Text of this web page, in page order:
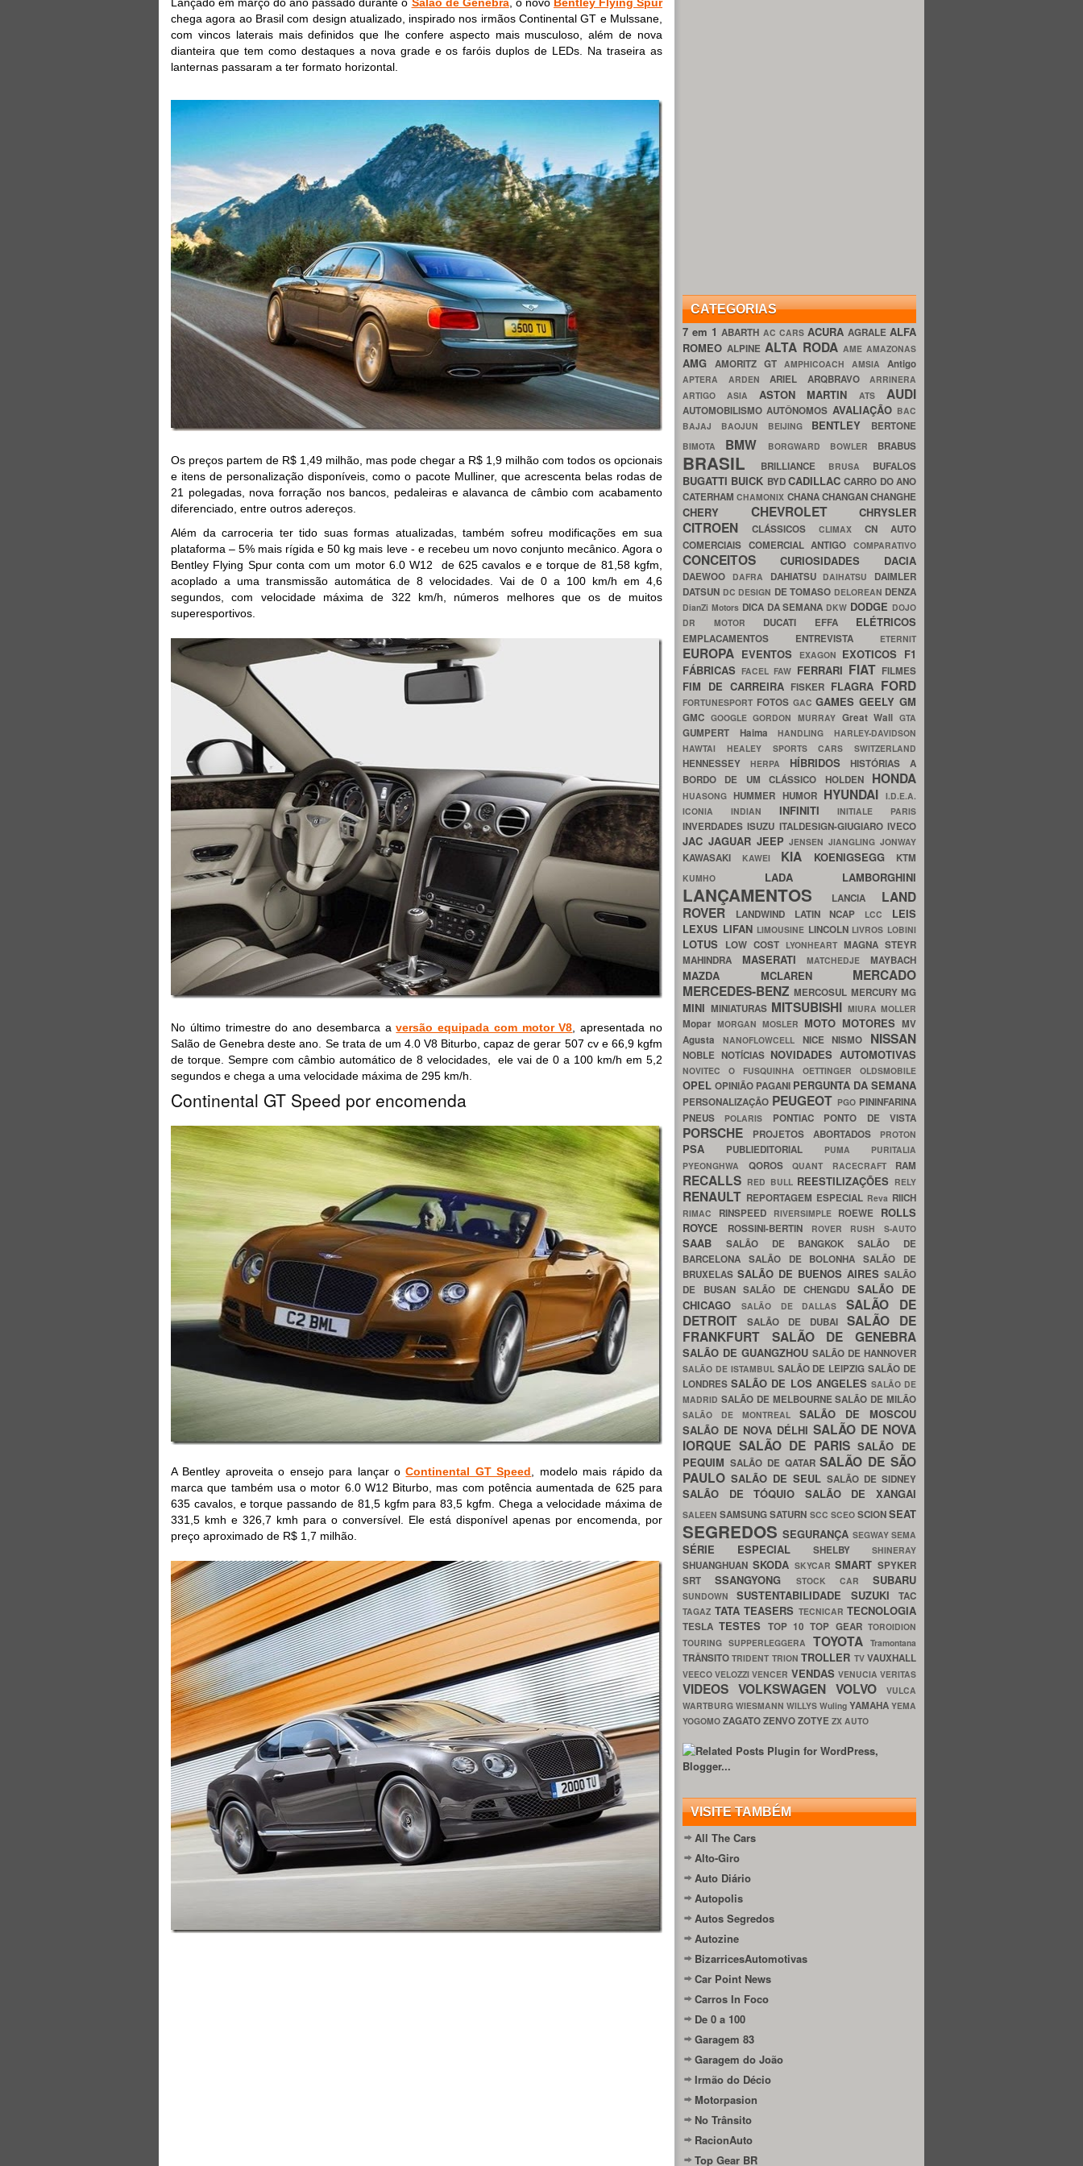
chega agora ao Brasil com design atualizado, inspirado nos irmãos Continental GT e Mulssane,
com vincos laterais mais definidos que lhe confere aspecto mais musculoso, além de nova
dianteira que tem como destaques a nova grade e os faróis duplos de LEDs. Na traseira as
lanternas passaram a ter formato horizontal.
Os preços partem de R$ 1,49 milhão, mas pode chegar a R$ 1,9 milhão com todos os opcionais
e itens de personalização disponíveis, como o pacote Mulliner, que acrescenta belas rodas de
21 polegadas, nova forração nos bancos, pedaleiras e alavanca de câmbio com acabamento
diferenciado, entre outros adereços.
Além da carroceria ter tido suas formas atualizadas, também sofreu modificações em sua
plataforma – 5% mais rígida e 50 kg mais leve - e recebeu um novo conjunto mecânico. Agora o
Bentley Flying Spur conta com um motor 6.0 W12 de 625 cavalos e e torque de 81,58 kgfm,
acoplado a uma transmissão automática de 8 velocidades. Vai de 0 a 100 km/h em 4,6
segundos, com velocidade máxima de 322 km/h, números melhores que os de muitos
superesportivos.
No último trimestre do ano desembarca aversão equipada com motor V8 , apresentada no
Salão de Genebra deste ano. Se trata de um 4.0 V8 Biturbo, capaz de gerar 507 cv e 66,9 kgfm
de torque. Sempre com câmbio automático de 8 velocidades, ele vai de 0 a 100 km/h em 5,2
segundos e chega a uma velocidade máxima de 295 km/h.
Continental GT Speed por encomenda
A Bentley aproveita o ensejo para lançar oContinental GT Speed , modelo mais rápido da
marca que também usa o motor 6.0 W12 Biturbo, mas com potência aumentada de 625 para
635 cavalos, e torque passando de 81,5 kgfm para 83,5 kgfm. Chega a velocidade máxima de
331,5 kmh e 326,7 kmh para o conversível. Ele está disponível apenas por encomenda, por
preço aproximado de R$ 1,7 milhão.
CATEGORIAS
7 em 1ABARTH AC CARS ACURA AGRALE ALFA
ROMEOALPINEALTA RODA AME AMAZONAS
AMG AMORITZ GT AMPHICOACH AMSIA Antigo
APTERA ARDEN ARIEL ARQBRAVO ARRINERA
ARTIGO ASIA ASTON MARTINATS AUDI
AUTOMOBILISMOAUTÔNOMOS AVALIAÇÃO BAC
BAJAJ BAOJUN BEIJING BENTLEY BERTONE
BIMOTA BMW BORGWARD BOWLER BRABUS
BRASIL BRILLIANCE BRUSA BUFALOS
BUGATTI BUICK BYDCADILLACCARRO DO ANO
CATERHAMCHAMONIX CHANACHANGANCHANGHE
CHERY CHEVROLET CHRYSLER
CITROEN CLÁSSICOS CLIMAX CN AUTO
COMERCIAIS COMERCIAL ANTIGOCOMPARATIVO
CONCEITOS CURIOSIDADES DACIA
DAEWOO DAFRA DAHIATSU DAIHATSU DAIMLER
DATSUN DC DESIGN DE TOMASO DELOREAN DENZA
DianZi Motors DICA DA SEMANA DKW DODGE DOJO
DR MOTOR DUCATI EFFA ELÉTRICOS
EMPLACAMENTOS ENTREVISTA ETERNIT
EUROPA EVENTOS EXAGON EXOTICOS F1
FÁBRICASFACELFAW FERRARI FIAT FILMES
FIM DE CARREIRA FISKER FLAGRA FORD
FORTUNESPORT FOTOS GACGAMESGEELYGM
GMC GOOGLEGORDON MURRAY Great WallGTA
GUMPERT HaimaHANDLINGHARLEY-DAVIDSON
HAWTAI HEALEY SPORTS CARS SWITZERLAND
HENNESSEY HERPA HÍBRIDOSHISTÓRIAS A
BORDO DE UM CLÁSSICO HOLDEN HONDA
HUASONGHUMMER HUMOR HYUNDAI I.D.E.A.
ICONIA INDIAN INFINITIINITIALE PARIS
INVERDADESISUZU ITALDESIGN-GIUGIAROIVECO
JAC JAGUAR JEEPJENSENJIANGLINGJONWAY
KAWASAKI KAWEI KIA KOENIGSEGG KTM
KUMHO LADA LAMBORGHINI
LANÇAMENTOS LANCIA LAND
ROVER
LANDWIND LATIN NCAP LCC LEIS
LEXUS LIFAN LIMOUSINE LINCOLN LIVROS LOBINI
LOTUS LOW COST LYONHEART MAGNA STEYR
MAHINDRA MASERATIMATCHEDJEMAYBACH
MAZDA MCLAREN MERCADO
MERCEDES-BENZMERCOSUL MERCURYMG
MINI MINIATURAS MITSUBISHI MIURA MOLLER
Mopar MORGAN MOSLER MOTO MOTORES MV
Agusta NANOFLOWCELL NICENISMO NISSAN
NOBLE NOTÍCIAS NOVIDADES AUTOMOTIVAS
NOVITEC O FUSQUINHA OETTINGER OLDSMOBILE
OPEL OPINIÃO PAGANI PERGUNTA DA SEMANA
PERSONALIZAÇÃO PEUGEOT PGO PININFARINA
PNEUS
POLARIS PONTIAC PONTO DE VISTA
PORSCHE PROJETOS ABORTADOS PROTON
PSA PUBLIEDITORIAL PUMA PURITALIA
PYEONGHWA QOROS QUANT RACECRAFT RAM
RECALLS RED BULL REESTILIZAÇÕES RELY
RENAULT REPORTAGEM ESPECIAL Reva RIICH
RIMAC RINSPEED RIVERSIMPLE ROEWE ROLLS
ROYCE
ROSSINI-BERTIN ROVER RUSH S-AUTO
SAAB SALÃO DE BANGKOKSALÃO DE
BARCELONA SALÃO DE BOLONHASALÃO DE
BRUXELAS SALÃO DE BUENOS AIRES SALÃO
DE BUSAN SALÃO DE CHENGDU SALÃO DE
CHICAGO
SALÃO DE DALLASSALÃO DE
DETROIT
SALÃO DE DUBAI SALÃO DE
FRANKFURT SALÃO DE GENEBRA
SALÃO DE GUANGZHOU SALÃO DE HANNOVER
SALÃO DE ISTAMBUL SALÃO DE LEIPZIGSALÃO DE
LONDRESSALÃO DE LOS ANGELES SALÃO DE
MADRID SALÃO DE MELBOURNESALÃO DE MILÃO
SALÃO DE MONTREAL SALÃO DE MOSCOU
SALÃO DE NOVA DÉLHI SALÃO DE NOVA
IORQUE SALÃO DE PARISSALÃO DE
PEQUIM SALÃO DE QATARSALÃO DE SÃO
PAULO SALÃO DE SEUL SALÃO DE SIDNEY
SALÃO DE TÓQUIO SALÃO DE XANGAI
SALEENSAMSUNGSATURN SCC SCEO SCIONSEAT
SEGREDOSSEGURANÇA SEGWAYSEMA
SÉRIE ESPECIAL SHELBY SHINERAY
SHUANGHUAN SKODA SKYCARSMART SPYKER
SRTSSANGYONG STOCK CAR SUBARU
SUNDOWNSUSTENTABILIDADE SUZUKITAC
TAGAZ TATA TEASERS TECNICAR TECNOLOGIA
TESLATESTES TOP 10TOP GEARTOROIDION
TOURING SUPPERLEGGERA TOYOTATramontana
TRÂNSITOTRIDENT TRIONTROLLER TVVAUXHALL
VEECOVELOZZIVENCER VENDAS VENUCIAVERITAS
VIDEOS VOLKSWAGEN VOLVO
VULCA
WARTBURG WIESMANN WILLYS Wuling YAMAHA YEMA
YOGOMO ZAGATOZENVOZOTYE ZX AUTO
VISITE TAMBÉM
All The Cars
Alto-Giro
Auto Diário
Autopolis
Autos Segredos
Autozine
BizarricesAutomotivas
Car Point News
Carros In Foco
De 0 a 100
Garagem 83
Garagem do João
Irmão do Décio
Motorpasion
No Trânsito
RacionAuto
Top Gear BR